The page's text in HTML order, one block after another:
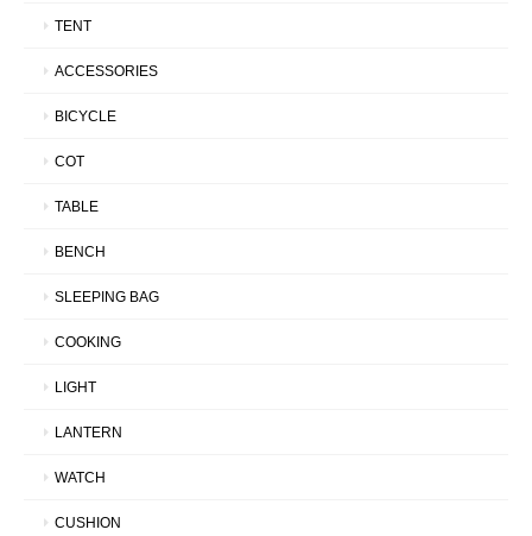
TENT
ACCESSORIES
BICYCLE
COT
TABLE
BENCH
SLEEPING BAG
COOKING
LIGHT
LANTERN
WATCH
CUSHION